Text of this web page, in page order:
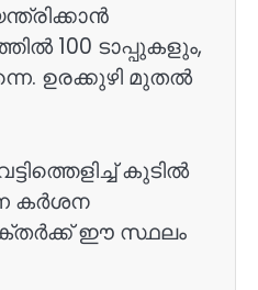
100 ടാപ്പുകളും,
ഉരക്കുഴി മുതൽ
കുടിൽ
കർശന
ഈ സ്ഥലം